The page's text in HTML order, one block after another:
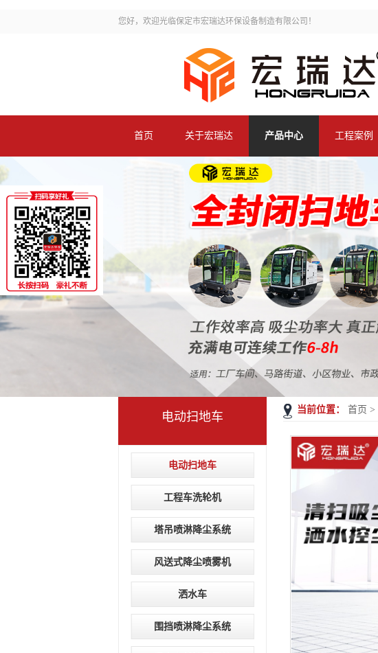
您好，欢迎光临保定市宏瑞达环保设备制造有限公司！
首页 关于宏瑞达 产品中心 工程案例
当前位置： 首页 >
电动扫地车
电动扫地车
工程车洗轮机
塔吊喷淋降尘系统
风送式降尘喷雾机
洒水车
围挡喷淋降尘系统